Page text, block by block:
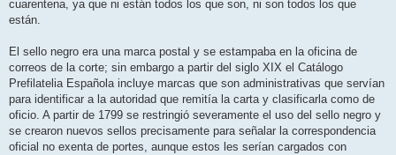
cuarentena, ya que ni están todos los que son, ni son todos los que
están.
El sello negro era una marca postal y se estampaba en la oficina de
correos de la corte; sin embargo a partir del siglo XIX el Catálogo
Prefilatelia Española incluye marcas que son administrativas que servían
para identificar a la autoridad que remitía la carta y clasificarla como de
oficio. A partir de 1799 se restringió severamente el uso del sello negro y
se crearon nuevos sellos precisamente para señalar la correspondencia
oficial no exenta de portes, aunque estos les serían cargados con